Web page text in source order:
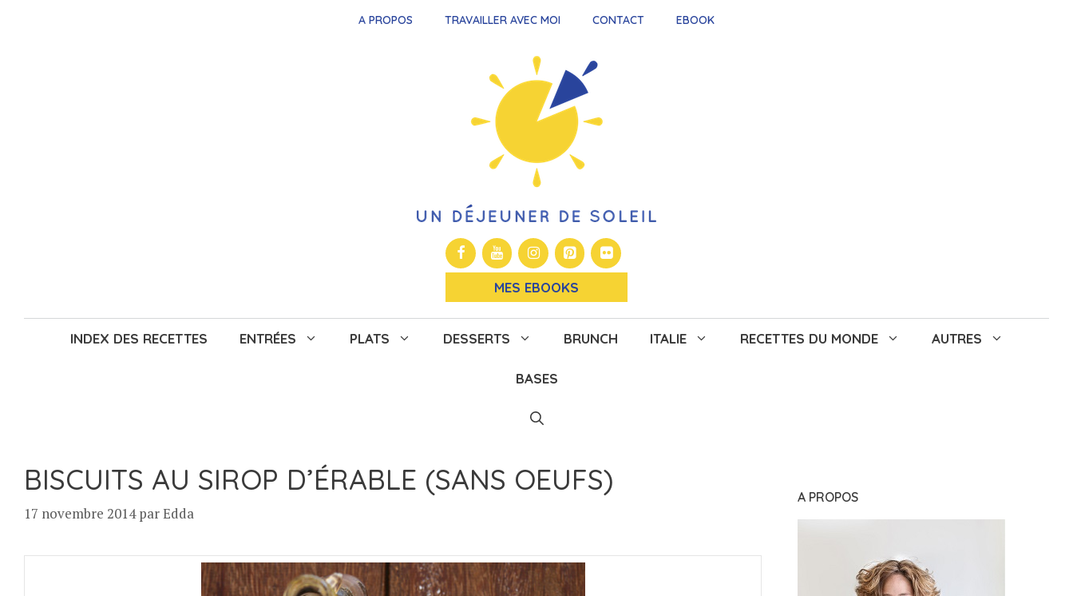
A PROPOS TRAVAILLER AVEC MOI CONTACT EBOOK
MES EBOOKS
INDEX DES RECETTES ENTRÉES PLATS DESSERTS BRUNCH ITALIE RECETTES DU MONDE AUTRES
BASES
BISCUITS AU SIROP D’ÉRABLE (SANS OEUFS)
17 novembre 2014 parEdda
A PROPOS